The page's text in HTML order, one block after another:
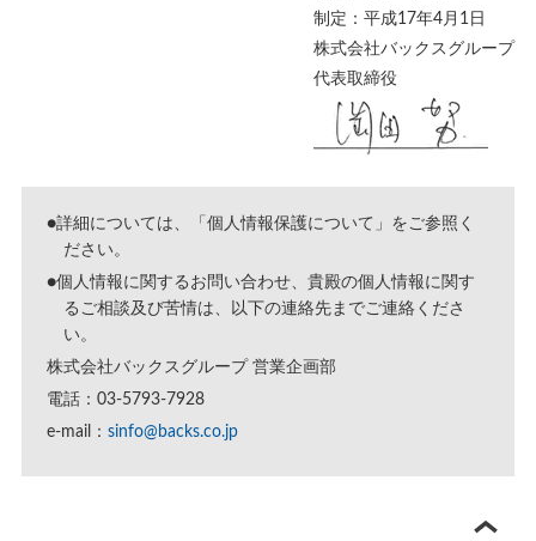
制定：平成17年4月1日
株式会社バックスグループ
代表取締役
●詳細については、「 個人情報保護について 」をご参照く
ださい。
●個人情報に関するお問い合わせ、貴殿の個人情報に関す
るご相談及び苦情は、以下の連絡先までご連絡くださ
い。
株式会社バックスグループ 営業企画部
電話：03-5793-7928
e-mail： sinfo@backs.co.jp